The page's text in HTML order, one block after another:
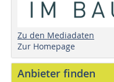
Zu den Mediadaten
Zur Homepage
Anbieter finden